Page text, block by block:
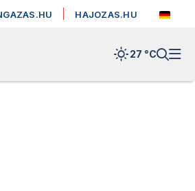
HAJOZAS.HU
27 °C